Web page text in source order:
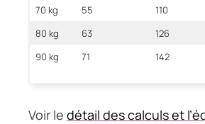
70 kg
55 110
80 kg
63 126
90 kg
71 142
Voir le détail des calculs et